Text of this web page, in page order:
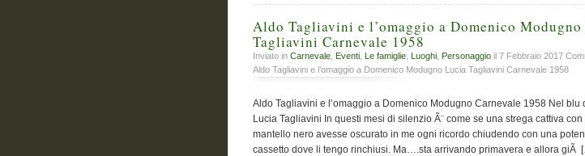
Aldo Tagliavini e l’omaggio a Domenico
Tagliavini Carnevale 1958
Inviato in Carnevale Eventi Le famiglie Luoghi Personaggio il 7 Febbraio 2017
Aldo Tagliavini e l’omaggio a Domenico Modugno Lucia Tagliavini Carnevale 1958
Aldo Tagliavini e l’omaggio a Domenico Modugno Carnevale 1958 Nel blu
Lucia Tagliavini In questi mesi di silenzio Ã¨ come se una strega cattiva
mantello nero avesse oscurato in me ogni ricordo chiudendo con una
cassetto dove li tengo rinchiusi. Ma….sta arrivando primavera e allora giÃ